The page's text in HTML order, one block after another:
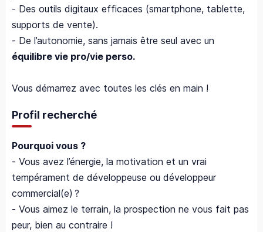
- Des outils digitaux efficaces (smartphone, tablette,
supports de vente).
- De l’autonomie, sans jamais être seul avec un
équilibre vie pro/vie perso.
Vous démarrez avec toutes les clés en main !
Profil recherché
Pourquoi vous ?
- Vous avez l’énergie, la motivation et un vrai
tempérament de développeuse ou développeur
commercial(e) ?
- Vous aimez le terrain, la prospection ne vous fait pas
peur, bien au contraire !